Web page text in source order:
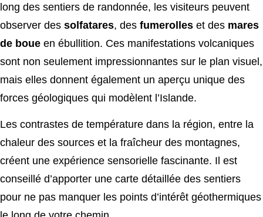
long des sentiers de randonnée, les visiteurs peuvent
observer des solfatares, des fumerolles et des mares
de boue en ébullition. Ces manifestations volcaniques
sont non seulement impressionnantes sur le plan visuel,
mais elles donnent également un aperçu unique des
forces géologiques qui modèlent l’Islande.
Les contrastes de température dans la région, entre la
chaleur des sources et la fraîcheur des montagnes,
créent une expérience sensorielle fascinante. Il est
conseillé d’apporter une carte détaillée des sentiers
pour ne pas manquer les points d’intérêt géothermiques